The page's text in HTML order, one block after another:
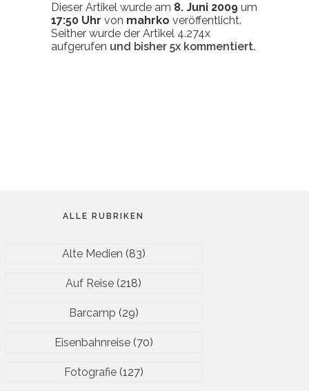
Dieser Artikel wurde am 8. Juni 2009 um
17:50 Uhr von mahrko veröffentlicht.
Seither wurde der Artikel 4.274x
aufgerufen und bisher 5x kommentiert.
ALLE RUBRIKEN
Alte Medien (83)
Auf Reise (218)
Barcamp (29)
Eisenbahnreise(70)
Fotografie(127)